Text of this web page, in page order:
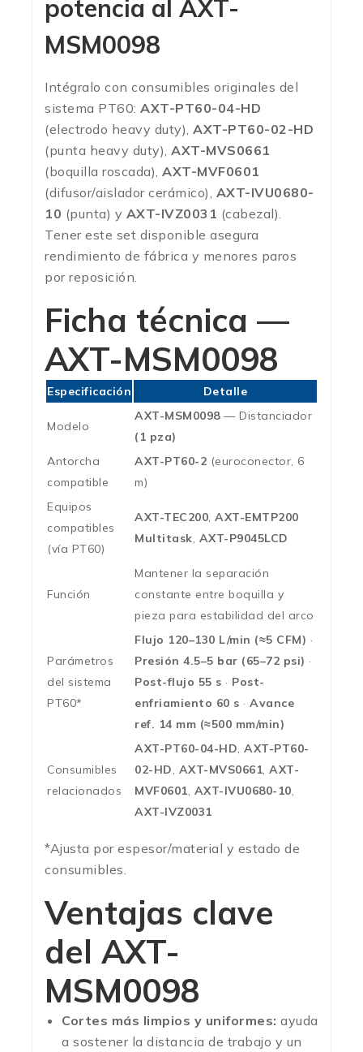
potencia al AXT-
MSM0098
Intégralo con consumibles originales del
sistema PT60: AXT-PT60-04-HD
(electrodo heavy duty), AXT-PT60-02-HD
(punta heavy duty), AXT-MVS0661
(boquilla roscada), AXT-MVF0601
(difusor/aislador cerámico), AXT-IVU0680-
10 (punta) y AXT-IVZ0031 (cabezal).
Tener este set disponible asegura
rendimiento de fábrica y menores paros
por reposición.
Ficha técnica —
AXT-MSM0098
Especificación Detalle
Modelo
AXT-MSM0098— Distanciador
(1 pza)
Antorcha
compatible
AXT-PT60-2 (euroconector, 6
m)
Equipos
compatibles
(vía PT60)
AXT-TEC200, AXT-EMTP200
Multitask, AXT-P9045LCD
Función
Mantener la separación
constante entre boquilla y
pieza para estabilidad del arco
Parámetros
del sistema
PT60*
Flujo 120–130 L/min (≈5 CFM) ·
Presión 4.5–5 bar (65–72 psi) ·
Post-flujo 55 s · Post-
enfriamiento 60 s · Avance
ref. 14 mm (≈500 mm/min)
Consumibles
relacionados
AXT-PT60-04-HD, AXT-PT60-
02-HD, AXT-MVS0661, AXT-
MVF0601, AXT-IVU0680-10,
AXT-IVZ0031
*Ajusta por espesor/material y estado de
consumibles.
Ventajas clave
del AXT-
MSM0098
Cortes más limpios y uniformes: ayuda
a sostener la distancia de trabajo y un